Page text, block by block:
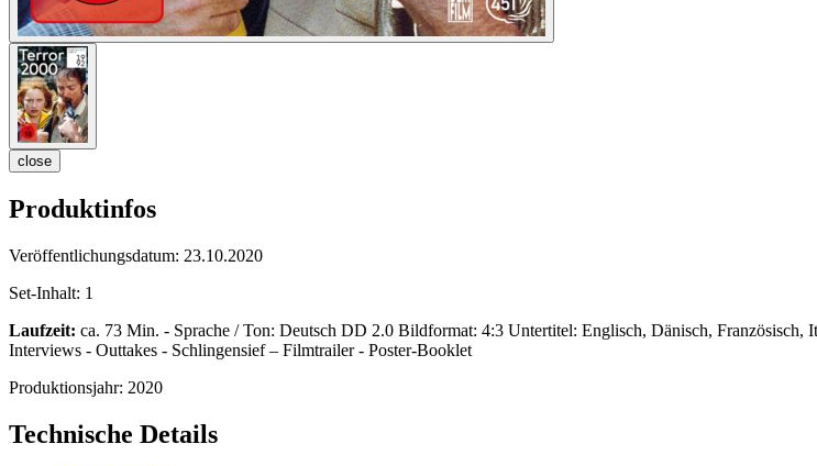
close
Produktinfos
Veröffentlichungsdatum: 23.10.2020
Set-Inhalt: 1
Laufzeit: ca. 73 Min. - Sprache / Ton: Deutsch DD 2.0 Bildformat: 4:3 Untertitel: Englisch, Dänisch,
Interviews - Outtakes - Schlingensief – Filmtrailer - Poster-Booklet
Produktionsjahr: 2020
Technische Details